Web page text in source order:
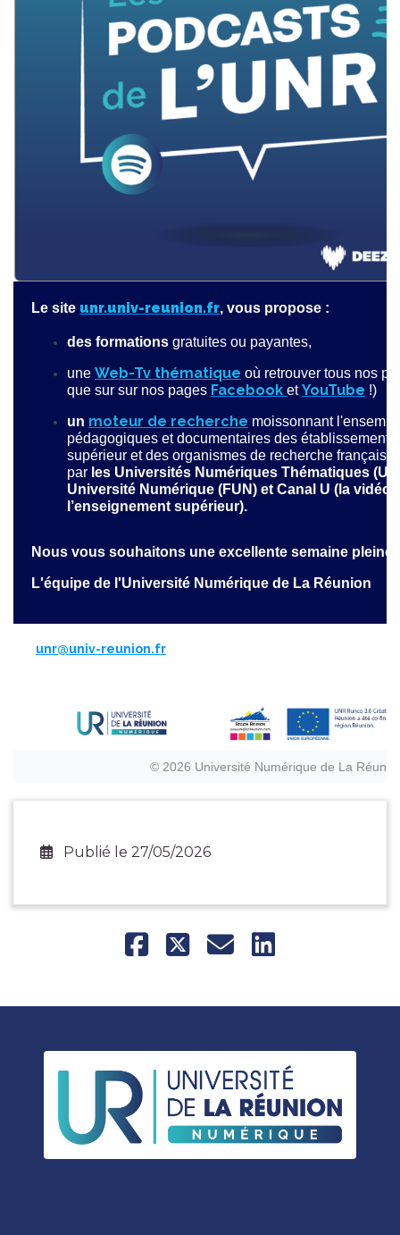
Le site unr.univ-reunion.fr, vous propose :
des formations gratuites ou payantes,
une Web-Tv thématique où retrouver tous nos
que sur sur nos pages Facebook etYouTube !)
un moteur de recherche moissonnant
pédagogiques et documentaires des
supérieur et des organismes de recherche français
par les Universités Numériques Thématiques
Université Numérique (FUN) et Canal U (la
l’enseignement supérieur).
Nous vous souhaitons une excellente semaine pleine
L'équipe de l'Université Numérique de La Réunion
unr@univ-reunion.fr
© 2026 Université Numérique de La
Publié le 27/05/2026